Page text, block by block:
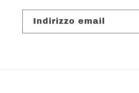
Indirizzo email